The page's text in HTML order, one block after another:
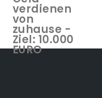
Zum
verdienen
von
zuhause -
Ziel: 10.000
EURO